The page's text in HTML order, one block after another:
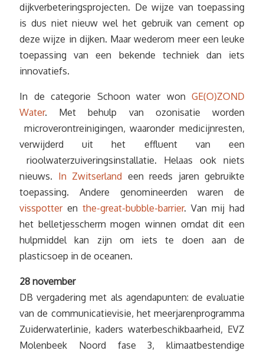
dijkverbeteringsprojecten. De wijze van toepassing
is dus niet nieuw wel het gebruik van cement op
deze wijze in dijken. Maar wederom meer een leuke
toepassing van een bekende techniek dan iets
innovatiefs.
In de categorie Schoon water won GE(O)ZOND
Water. Met behulp van ozonisatie worden
microverontreinigingen, waaronder medicijnresten,
verwijderd uit het effluent van een
rioolwaterzuiveringsinstallatie. Helaas ook niets
nieuws. In Zwitserland een reeds jaren gebruikte
toepassing. Andere genomineerden waren de
visspotteren the-great-bubble-barrier. Van mij had
het belletjesscherm mogen winnen omdat dit een
hulpmiddel kan zijn om iets te doen aan de
plasticsoep in de oceanen.
28 november
DB vergadering met als agendapunten: de evaluatie
van de communicatievisie, het meerjarenprogramma
Zuiderwaterlinie, kaders waterbeschikbaarheid, EVZ
Molenbeek Noord fase 3, klimaatbestendige